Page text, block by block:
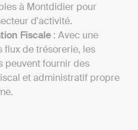
à Montdidier pour
d'activité.
Fiscale : Avec une
flux de trésorerie, les
peuvent fournir des
et administratif propre